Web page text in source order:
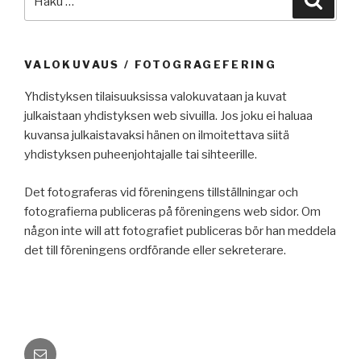
VALOKUVAUS / FOTOGRAGEFERING
Yhdistyksen tilaisuuksissa valokuvataan ja kuvat
julkaistaan yhdistyksen web sivuilla. Jos joku ei haluaa
kuvansa julkaistavaksi hänen on ilmoitettava siitä
yhdistyksen puheenjohtajalle tai sihteerille.
Det fotograferas vid föreningens tillställningar och
fotografierna publiceras på föreningens web sidor. Om
någon inte will att fotografiet publiceras bör han meddela
det till föreningens ordförande eller sekreterare.
Sähköposti